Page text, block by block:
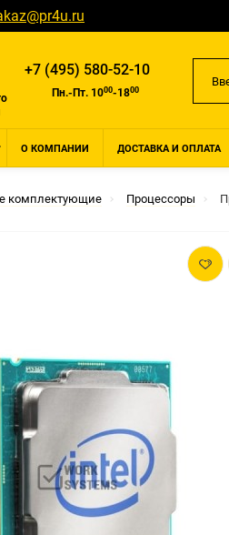
+7 (495) 580-52-10
Пн.-Пт. 1000-1800
О КОМПАНИИ ДОСТАВКА И ОПЛАТА
комплектующие Процессоры